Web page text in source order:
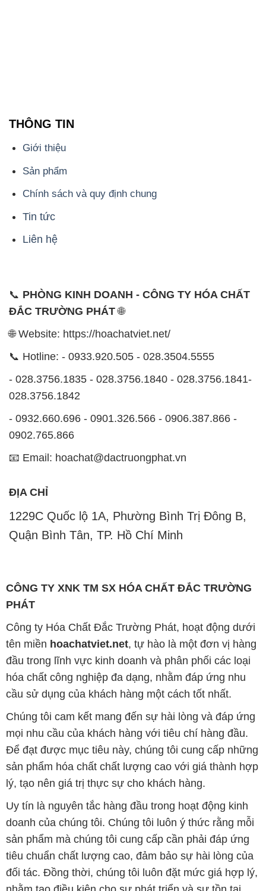
THÔNG TIN
Giới thiệu
Sản phẩm
Chính sách và quy định chung
Tin tức
Liên hệ
📞 PHÒNG KINH DOANH - CÔNG TY HÓA CHẤT
ĐẮC TRƯỜNG PHÁT🌐
🌐 Website: https://hoachatviet.net/
📞 Hotline: - 0933.920.505 - 028.3504.5555
- 028.3756.1835 - 028.3756.1840 - 028.3756.1841-
028.3756.1842
- 0932.660.696 - 0901.326.566 - 0906.387.866 -
0902.765.866
📧 Email: hoachat@dactruongphat.vn
ĐỊA CHỈ
1229C Quốc lộ 1A, Phường Bình Trị Đông B,
Quận Bình Tân, TP. Hồ Chí Minh
CÔNG TY XNK TM SX HÓA CHẤT ĐẮC TRƯỜNG
PHÁT
Công ty Hóa Chất Đắc Trường Phát, hoạt động dưới
tên miền hoachatviet.net, tự hào là một đơn vị hàng
đầu trong lĩnh vực kinh doanh và phân phối các loại
hóa chất công nghiệp đa dạng, nhằm đáp ứng nhu
cầu sử dụng của khách hàng một cách tốt nhất.
Chúng tôi cam kết mang đến sự hài lòng và đáp ứng
mọi nhu cầu của khách hàng với tiêu chí hàng đầu.
Để đạt được mục tiêu này, chúng tôi cung cấp những
sản phẩm hóa chất chất lượng cao với giá thành hợp
lý, tạo nên giá trị thực sự cho khách hàng.
Uy tín là nguyên tắc hàng đầu trong hoạt động kinh
doanh của chúng tôi. Chúng tôi luôn ý thức rằng mỗi
sản phẩm mà chúng tôi cung cấp cần phải đáp ứng
tiêu chuẩn chất lượng cao, đảm bảo sự hài lòng của
đối tác. Đồng thời, chúng tôi luôn đặt mức giá hợp lý,